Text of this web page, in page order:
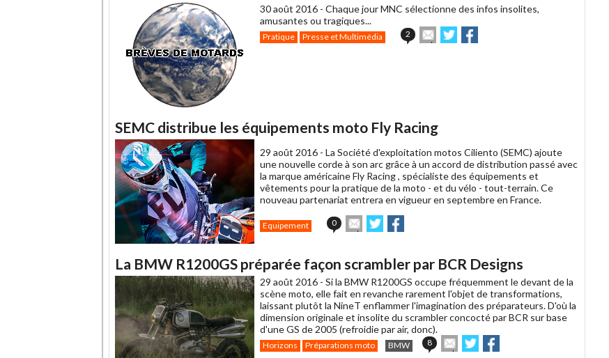
30 août 2016 - Chaque jour MNC sélectionne des infos insolites,
amusantes ou tragiques...
Pratique Presse et Multimédia 2
Envoyer
cet
Partager
sur sur
SEMC distribue les équipements moto Fly Racing
29 août 2016 - La Société d'exploitation motos Ciliento (SEMC) ajoute
une nouvelle corde à son arc grâce à un accord de distribution passé avec
la marque américaine Fly Racing , spécialiste des équipements et
vêtements pour la pratique de la moto - et du vélo - tout-terrain. Ce
nouveau partenariat entrera en vigueur en septembre en France.
Equipement 0
Envoyer
cet
un
ami
Partager
sur sur
La BMW R1200GS préparée façon scrambler par BCR Designs
29 août 2016 - Si la BMW R1200GS occupe fréquemment le devant de la
scène moto, elle fait en revanche rarement l'objet de transformations,
laissant plutôt la NineT enflammer l'imagination des préparateurs. D'où la
dimension originale et insolite du scrambler concocté par BCR sur base
d'une GS de 2005 (refroidie par air, donc).
Horizons Préparations moto BMW 8
Envoyer
cet
Partager
sur sur